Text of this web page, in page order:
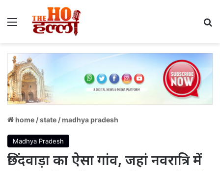
Menu
home /state /madhya pradesh
Madhya Pradesh
छिंदवाड़ा का ऐसा गांव, जहां नवरात्रि में